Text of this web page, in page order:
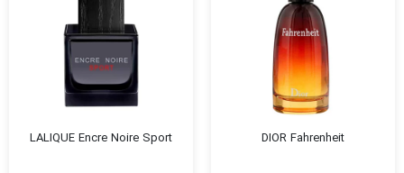
DIOR Fahrenheit
LALIQUE Encre Noire Sport